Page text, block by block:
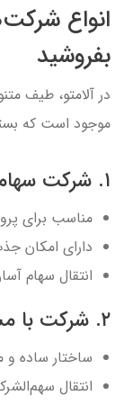
انواع
بفروشید
در آلامتو، طیف
موجود است که
۱. شرکت سهامی خاص
مناسب برای
دارای امکان
انتقال سهام
۲. شرکت با مسئولیت محدود
ساختار ساده
انتقال